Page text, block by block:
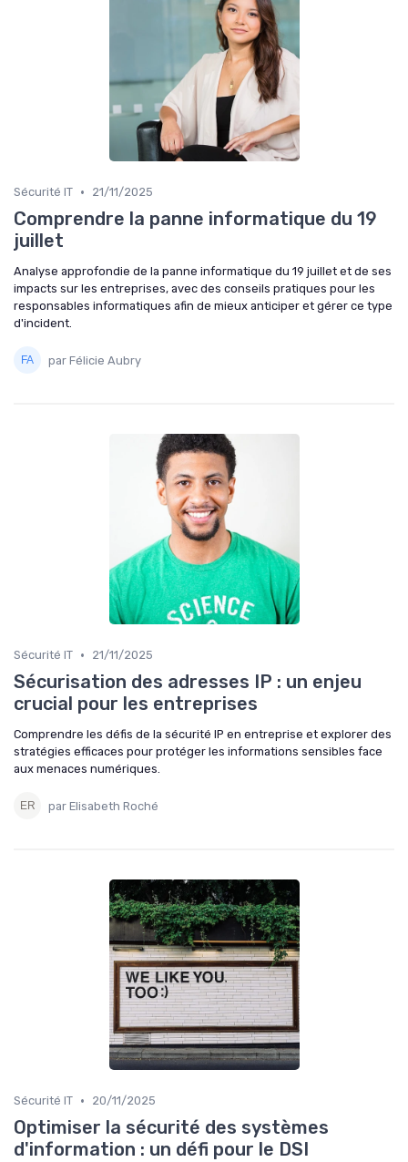
Sécurité IT • 21/11/2025
Comprendre la panne informatique du 19
juillet
Analyse approfondie de la panne informatique du 19 juillet et de ses
impacts sur les entreprises, avec des conseils pratiques pour les
responsables informatiques afin de mieux anticiper et gérer ce type
d'incident.
par Félicie Aubry
Sécurité IT • 21/11/2025
Sécurisation des adresses IP : un enjeu
crucial pour les entreprises
Comprendre les défis de la sécurité IP en entreprise et explorer des
stratégies efficaces pour protéger les informations sensibles face
aux menaces numériques.
par Elisabeth Roché
Sécurité IT • 20/11/2025
Optimiser la sécurité des systèmes
d'information : un défi pour le DSI